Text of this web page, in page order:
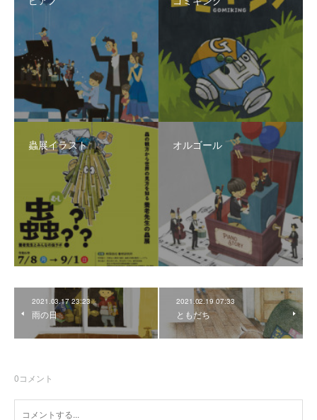
蟲展イラスト オルゴール
2021.03.17 23:23
雨の日
2021.02.19 07:33
ともだち
0コメント